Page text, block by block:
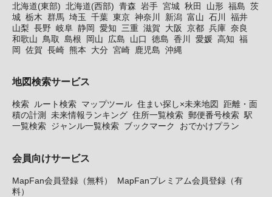
北海道(東部) 北海道(西部) 青森 岩手 宮城 秋田 山形 福島 茨
城 栃木 群馬 埼玉 千葉 東京 神奈川 新潟 富山 石川
福井
山梨 長野 岐阜 静岡 愛知 三重 滋賀 大阪 京都 兵庫 奈良
和歌山
鳥取 島根 岡山 広島 山口 徳島 香川 愛媛 高知 福
岡 佐賀 長崎 熊本 大分 宮崎 鹿児島 沖縄
地図検索サービス
検索 ルート検索 マップツール 住まい探し×未来地図
距離・面
積の計測
未来情報ランキング 住所一覧検索 郵便番号検索 駅
一覧検索 ジャンル一覧検索 ブックマーク おでかけプラン
会員向けサービス
MapFan会員登録（無料）
MapFanプレミアム会員登録（有
料）